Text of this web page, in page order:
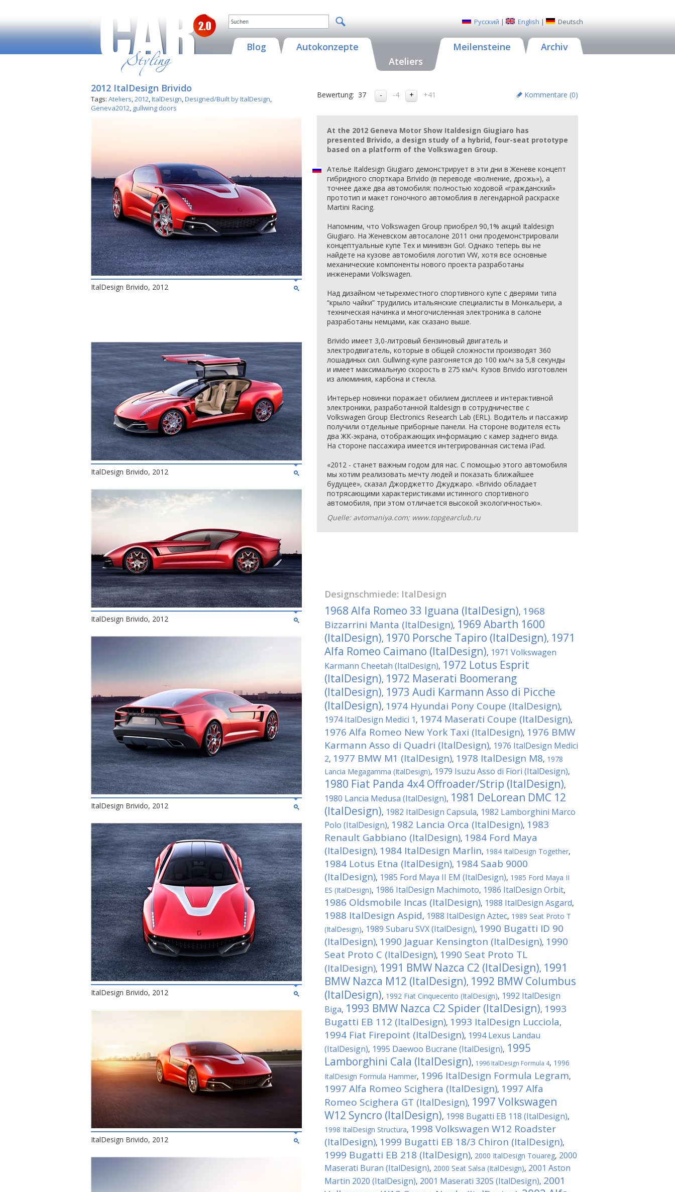
Русский | English | Deutsch
Blog
Autokonzepte
Ateliers
Meilensteine Archiv
2012 ItalDesign Brivido
Tags: Ateliers,2012,ItalDesign,Designed/Built by ItalDesign,
Geneva2012, gullwing doors
ItalDesign Brivido, 2012
ItalDesign Brivido, 2012
ItalDesign Brivido, 2012
ItalDesign Brivido, 2012
ItalDesign Brivido, 2012
ItalDesign Brivido, 2012
Bewertung: 37 -4 +41 Kommentare (0)
At the 2012 Geneva Motor Show Italdesign Giugiaro has
presented Brivido, a design study of a hybrid, four-seat prototype
based on a platform of the Volkswagen Group.
Ателье Italdesign Giugiaro демонстрирует в эти дни в Женеве концепт
гибридного спорткара Brivido (в переводе «волнение, дрожь»), а
точнее даже два автомобиля: полностью ходовой «гражданский»
прототип и макет гоночного автомоблия в легендарной раскраске
Martini Racing.
Напомним, что Volkswagen Group приобрел 90,1% акций Italdesign
Giugiaro. На Женевском автосалоне 2011 они продемонстрировали
концептуальные купе Tex и минивэн Go!. Однако теперь вы не
найдете на кузове автомобиля логотип VW, хотя все основные
механические компоненты нового проекта разработаны
инженерами Volkswagen.
Над дизайном четырехместного спортивного купе с дверями типа
“крыло чайки” трудились итальянские специалисты в Монкальери, а
техническая начинка и многочисленная электроника в салоне
разработаны немцами, как сказано выше.
Brivido имеет 3,0-литровый бензиновый двигатель и
электродвигатель, которые в общей сложности производят 360
лошадиных сил. Gullwing-купе разгоняется до 100 км/ч за 5,8 секунды
и имеет максимальную скорость в 275 км/ч. Кузов Brivido изготовлен
из алюминия, карбона и стекла.
Интерьер новинки поражает обилием дисплеев и интерактивной
электроники, разработанной Italdesign в сотрудничестве с
Volkswagen Group Electronics Research Lab (ERL). Водитель и пассажир
получили отдельные приборные панели. На стороне водителя есть
два ЖК-экрана, отображающих информацию с камер заднего вида.
На стороне пассажира имеется интегрированная система iPad.
«2012 - станет важным годом для нас. С помощью этого автомобиля
мы хотим реализовать мечту людей и показать ближайшее
будущее», сказал Джорджетто Джуджаро. «Brivido обладает
потрясающими характеристиками истинного спортивного
автомобиля, при этом отличается высокой экологичностью».
Quelle: avtomaniya.com; www.topgearclub.ru
Designschmiede: ItalDesign
1968 Alfa Romeo 33 Iguana (ItalDesign), 1968
Bizzarrini Manta (ItalDesign), 1969 Abarth 1600
(ItalDesign), 1970 Porsche Tapiro (ItalDesign), 1971
Alfa Romeo Caimano (ItalDesign), 1971 Volkswagen
Karmann Cheetah (ItalDesign), 1972 Lotus Esprit
(ItalDesign), 1972 Maserati Boomerang
(ItalDesign), 1973 Audi Karmann Asso di Picche
(ItalDesign), 1974 Hyundai Pony Coupe (ItalDesign),
1974 ItalDesign Medici 1 , 1974 Maserati Coupe (ItalDesign),
1976 Alfa Romeo New York Taxi (ItalDesign), 1976 BMW
Karmann Asso di Quadri (ItalDesign), 1976 ItalDesign Medici
2, 1977 BMW M1 (ItalDesign), 1978 ItalDesign M8, 1978
Lancia Megagamma (ItalDesign), 1979 Isuzu Asso di Fiori (ItalDesign),
1980 Fiat Panda 4x4 Offroader/Strip (ItalDesign),
1980 Lancia Medusa (ItalDesign), 1981 DeLorean DMC 12
(ItalDesign), 1982 ItalDesign Capsula, 1982 Lamborghini Marco
Polo (ItalDesign), 1982 Lancia Orca (ItalDesign), 1983
Renault Gabbiano (ItalDesign), 1984 Ford Maya
(ItalDesign), 1984 ItalDesign Marlin, 1984 ItalDesign Together,
1984 Lotus Etna (ItalDesign), 1984 Saab 9000
(ItalDesign), 1985 Ford Maya II EM (ItalDesign), 1985 Ford Maya II
ES (ItalDesign), 1986 ItalDesign Machimoto, 1986 ItalDesign Orbit,
1986 Oldsmobile Incas (ItalDesign), 1988 ItalDesign Asgard,
1988 ItalDesign Aspid, 1988 ItalDesign Aztec, 1989 Seat Proto T
(ItalDesign), 1989 Subaru SVX (ItalDesign), 1990 Bugatti ID 90
(ItalDesign), 1990 Jaguar Kensington (ItalDesign), 1990
Seat Proto C (ItalDesign), 1990 Seat Proto TL
(ItalDesign), 1991 BMW Nazca C2 (ItalDesign), 1991
BMW Nazca M12 (ItalDesign), 1992 BMW Columbus
(ItalDesign), 1992 Fiat Cinquecento (ItalDesign), 1992 ItalDesign
Biga, 1993 BMW Nazca C2 Spider (ItalDesign), 1993
Bugatti EB 112 (ItalDesign), 1993 ItalDesign Lucciola,
1994 Fiat Firepoint (ItalDesign), 1994 Lexus Landau
(ItalDesign), 1995 Daewoo Bucrane (ItalDesign), 1995
Lamborghini Cala (ItalDesign), 1996 ItalDesign Formula 4, 1996
ItalDesign Formula Hammer, 1996 ItalDesign Formula Legram,
1997 Alfa Romeo Scighera (ItalDesign), 1997 Alfa
Romeo Scighera GT (ItalDesign), 1997 Volkswagen
W12 Syncro (ItalDesign), 1998 Bugatti EB 118 (ItalDesign),
1998 ItalDesign Structura, 1998 Volkswagen W12 Roadster
(ItalDesign), 1999 Bugatti EB 18/3 Chiron (ItalDesign),
1999 Bugatti EB 218 (ItalDesign), 2000 ItalDesign Touareg, 2000
Maserati Buran (ItalDesign), 2000 Seat Salsa (ItalDesign), 2001 Aston
Martin 2020 (ItalDesign), 2001 Maserati 320S (ItalDesign), 2001